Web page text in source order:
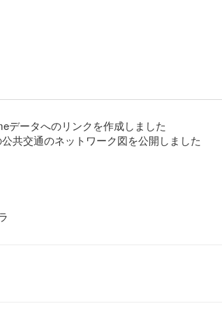
ータへのリンクを作成しました
共交通のネットワーク図を公開しました